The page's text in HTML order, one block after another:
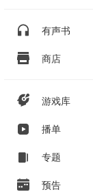
有声书
商店
游戏库
播单
专题
预告